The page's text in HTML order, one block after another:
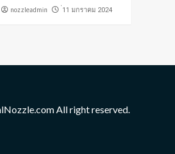
nozzleadmin ่11 มกราคม 2024
All right reserved.